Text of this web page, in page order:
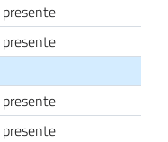
presente
presente
presente
presente